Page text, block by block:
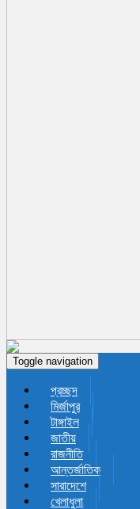
Toggle navigation
প্রচ্ছদ
মির্জাপুর
টাঙ্গাইল
জাতীয়
রাজনীতি
আন্তর্জাতিক
সারাদেশে
খেলাধুলা